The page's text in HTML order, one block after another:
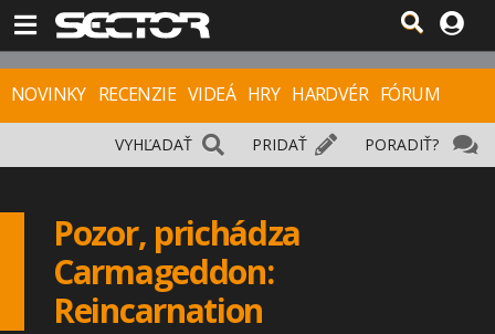
NOVINKY RECENZIE VIDEÁ HRY HARDVÉR FÓRUM
PORADIŤ?
PRIDAŤ
VYHĽADAŤ
Pozor, prichádza
Carmageddon:
Reincarnation